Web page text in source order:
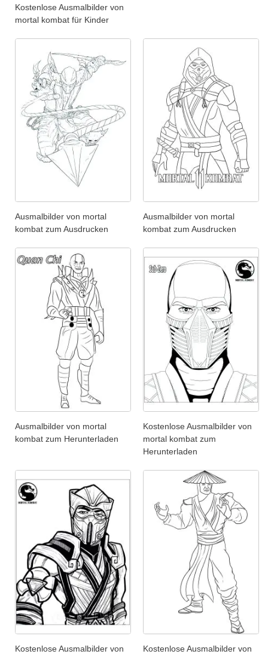
Kostenlose Ausmalbilder von
mortal kombat für Kinder
Ausmalbilder von mortal
kombat zum Ausdrucken
Ausmalbilder von mortal
kombat zum Ausdrucken
Ausmalbilder von mortal
kombat zum Herunterladen
Kostenlose Ausmalbilder von
mortal kombat zum
Herunterladen
Kostenlose Ausmalbilder von
Kostenlose Ausmalbilder von